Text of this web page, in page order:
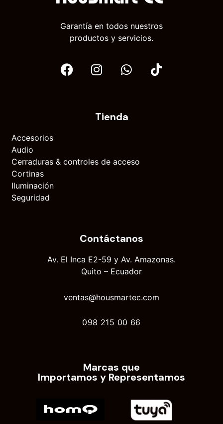
Garantía en todos nuestros
productos y servicios.
Tienda
Accesorios
Audio
Cerraduras & controles de acceso
Cortinas
Iluminación
Seguridad
Contáctanos
Av. El Inca E2-59 y Av. Amazonas.
Quito – Ecuador
ventas@housmartec.com
098 215 00 66
Marcas que
Importamos y Representamos